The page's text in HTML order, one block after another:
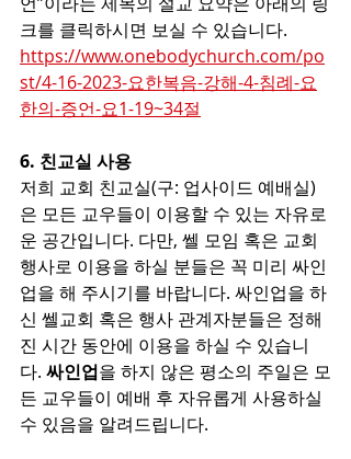
크를 클릭하시면 보실 수 있습니다.
https://www.onebodychurch.com/po
st/4-16-2023-요한복음-강해-4-침례-요
한의-증언-요1-19~34절
6. 친교실 사용
저희 교회 친교실(구: 업사이드 예배실)
은 모든 교우들이 이용할 수 있는 자유로
운 공간입니다. 다만, 쎌 모임 혹은 교회
행사로 이용을 하실 분들은 꼭 미리 싸인
업을 해 주시기를 바랍니다. 싸인업을 하
신 쎌교회 혹은 행사 관계자분들은 정해
진 시간 동안에 이용을 하실 수 있습니
다. 싸인업을 하지 않은 평소의 주일은 모
든 교우들이 예배 후 자유롭게 사용하실
수 있음을 알려드립니다.